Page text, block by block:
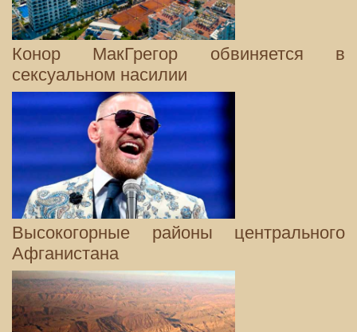
Конор МакГрегор обвиняется в
сексуальном насилии
Высокогорные районы центрального
Афганистана